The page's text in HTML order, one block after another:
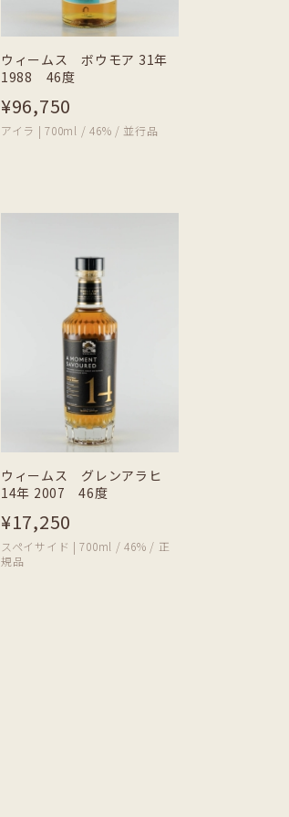
ウィームス ボウモア 31年
1988 46度
¥96,750
アイラ | 700ml / 46% / 並行品
ウィームス グレンアラヒ
14年 2007 46度
¥17,250
スペイサイド | 700ml / 46% / 正
規品